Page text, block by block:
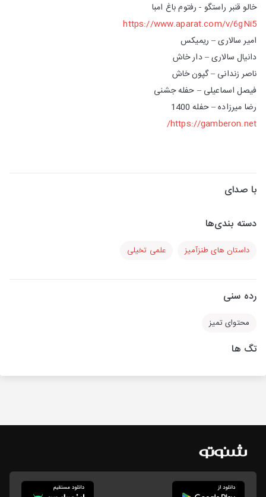
خالو قنبر راستگو - رفتوم باغ امبا
https://www.aparat.com/v/6gNi5
امیر سالاری – ریمیکس
دانیال سالاری – دار خاش
ناصر زندانی – گپون خاش
فیصل اسماعیلی – حفله جشنی
رضا میرزاده – حفله 1400
https://gamberon.net/
با صدای
دسته بندی‌ها
داستان های طنزآمیز علمی تخیلی
رده سنی
محتوای تمیز
تگ ها